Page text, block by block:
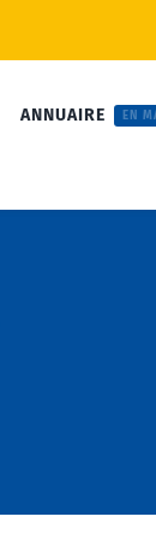
ANNUAIRE EN